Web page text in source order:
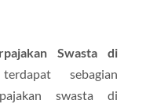
Swasta di
sebagian
swasta di